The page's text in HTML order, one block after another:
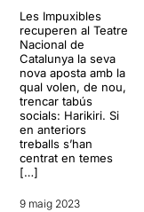
Les Impuxibles
recuperen al Teatre
Nacional de
Catalunya la seva
nova aposta amb la
qual volen, de nou,
trencar tabús
socials: Harikiri. Si
en anteriors
treballs s’han
centrat en temes
[…]
9 maig 2023